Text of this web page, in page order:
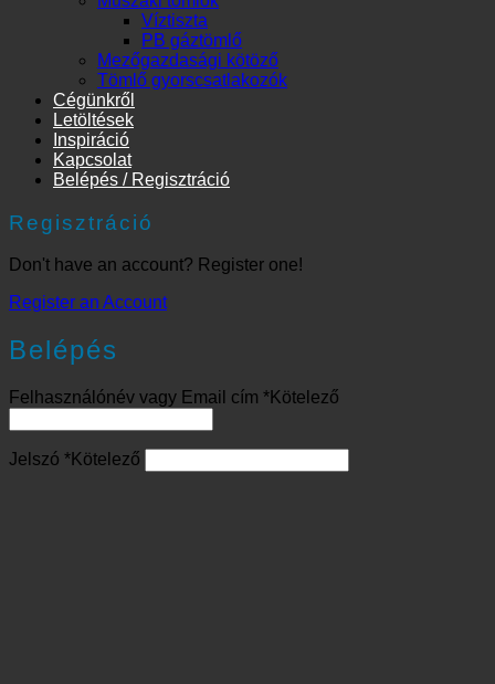
Víztiszta
PB gáztömlő
Mezőgazdasági kötöző
Tömlő gyorscsatlakozók
Cégünkről
Letöltések
Inspiráció
Kapcsolat
Belépés / Regisztráció
Regisztráció
Don't have an account? Register one!
Register an Account
Belépés
Felhasználónév vagy Email cím *Kötelező
Jelszó *Kötelező